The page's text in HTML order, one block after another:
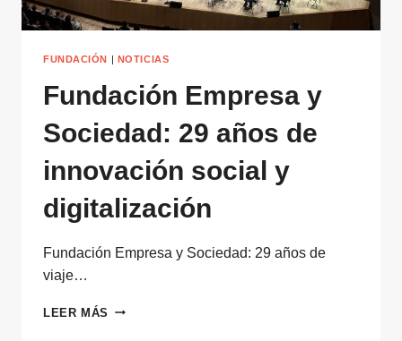
FUNDACIÓN | NOTICIAS
Fundación Empresa y
Sociedad: 29 años de
innovación social y
digitalización
Fundación Empresa y Sociedad: 29 años de
viaje…
LEER MÁS FUNDACIÓN